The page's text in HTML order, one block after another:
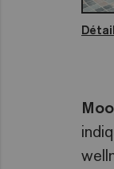
Détail